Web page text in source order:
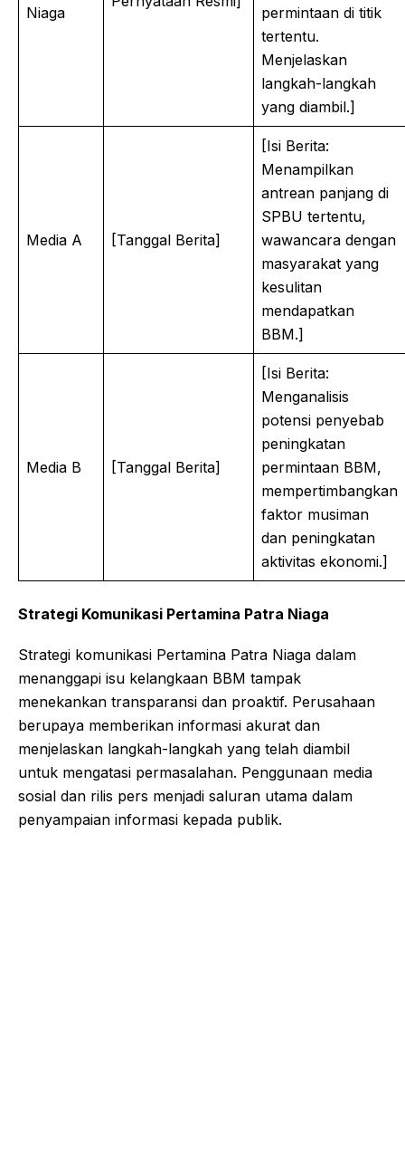
Niaga
permintaan di titik
tertentu.
Menjelaskan
langkah-langkah
yang diambil.]
Media A [Tanggal Berita]
[Isi Berita:
Menampilkan
antrean panjang di
SPBU tertentu,
wawancara dengan
masyarakat yang
kesulitan
mendapatkan
BBM.]
Media B [Tanggal Berita]
[Isi Berita:
Menganalisis
potensi penyebab
peningkatan
permintaan BBM,
mempertimbangkan
faktor musiman
dan peningkatan
aktivitas ekonomi.]
Strategi Komunikasi Pertamina Patra Niaga
Strategi komunikasi Pertamina Patra Niaga dalam
menanggapi isu kelangkaan BBM tampak
menekankan transparansi dan proaktif. Perusahaan
berupaya memberikan informasi akurat dan
menjelaskan langkah-langkah yang telah diambil
untuk mengatasi permasalahan. Penggunaan media
sosial dan rilis pers menjadi saluran utama dalam
penyampaian informasi kepada publik.